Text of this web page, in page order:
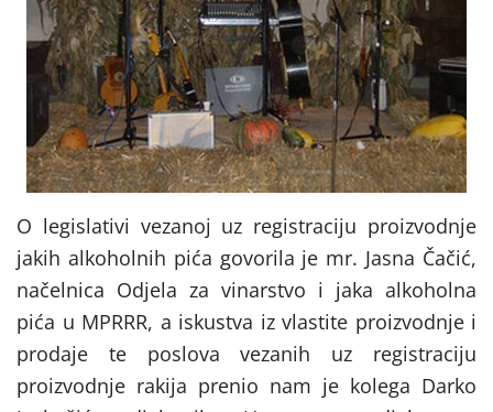
O legislativi vezanoj uz registraciju proizvodnje
jakih alkoholnih pića govorila je mr. Jasna Čačić,
načelnica Odjela za vinarstvo i jaka alkoholna
pića u MPRRR, a iskustva iz vlastite proizvodnje i
prodaje te poslova vezanih uz registraciju
proizvodnje rakija prenio nam je kolega Darko